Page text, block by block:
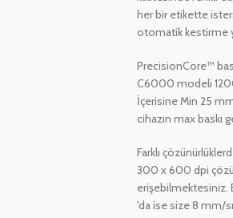
her bir etikette
otomatik kestirme
PrecisionCore™
C6000 modeli
İçerisine Min 25
cihazın max baskı
Farklı
300 x 600 dpi
erişebilmektesiniz.
'da ise size 8 mm/